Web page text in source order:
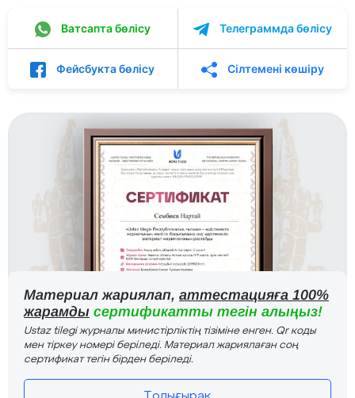
Ватсапта бөлісу Телеграммда бөлісу
Фейсбукта бөлісу Сілтемені көшіру
Материал жариялап, аттестацияға 100%
жарамды сертификатты тегін алыңыз!
Ustaz tilegi журналы министірліктің тізіміне енген. Qr коды
мен тіркеу номері беріледі. Материал жариялаған соң
сертификат тегін бірден беріледі.